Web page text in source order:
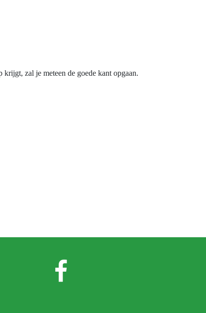
zal je meteen de goede kant opgaan.